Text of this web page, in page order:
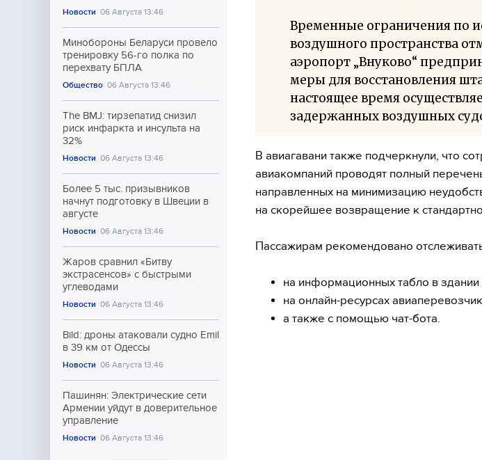
Новости 06 Августа 13:46
Минобороны Беларуси провело
тренировку 56-го полка по
перехвату БПЛА
Общество 06 Августа 13:46
The BMJ: тирзепатид снизил
риск инфаркта и инсульта на
32%
Новости 06 Августа 13:46
Более 5 тыс. призывников
начнут подготовку в Швеции в
августе
Новости 06 Августа 13:46
Жаров сравнил «Битву
экстрасенсов» с быстрыми
углеводами
Новости 06 Августа 13:46
Bild: дроны атаковали судно Emil
в 39 км от Одессы
Новости 06 Августа 13:46
Пашинян: Электрические сети
Армении уйдут в доверительное
управление
Новости 06 Августа 13:46
Временные ограничения по
воздушного пространства
аэропорт „Внуково“
меры для восстановления
настоящее время
задержанных воздушных
В авиагавани также подчеркнули, что
авиакомпаний проводят полный
направленных на минимизацию
на скорейшее возвращение к
Пассажирам рекомендовано
на информационных табло в здании
на онлайн-ресурсах
а также с помощью чат-бота.